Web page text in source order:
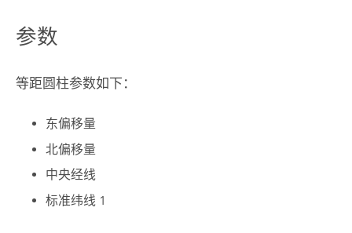
参数
等距圆柱参数如下：
东偏移量
北偏移量
中央经线
标准纬线 1